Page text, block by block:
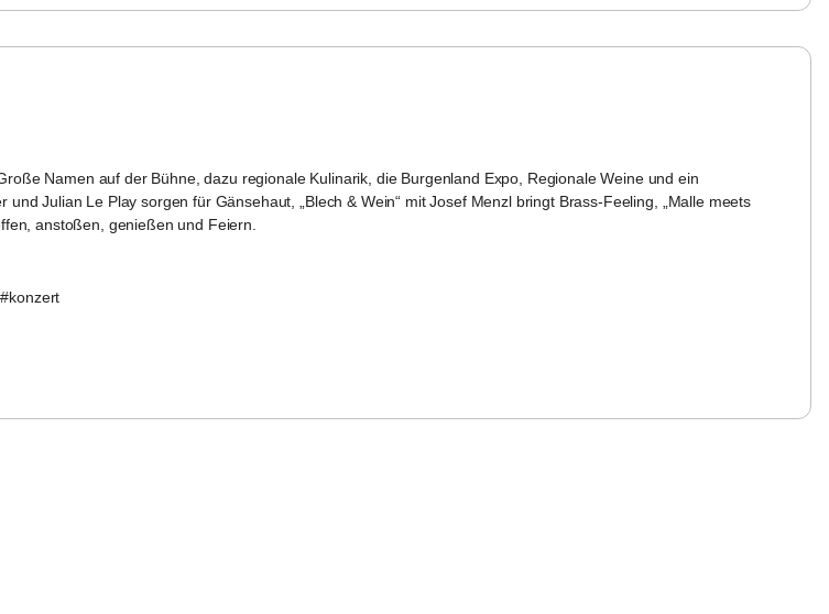
Namen auf der Bühne, dazu regionale Kulinarik, die Burgenland Expo, Regionale Weine und ein
Julian Le Play sorgen für Gänsehaut, „Blech & Wein“ mit Josef Menzl bringt Brass-Feeling, „Malle meets
anstoßen, genießen und Feiern.